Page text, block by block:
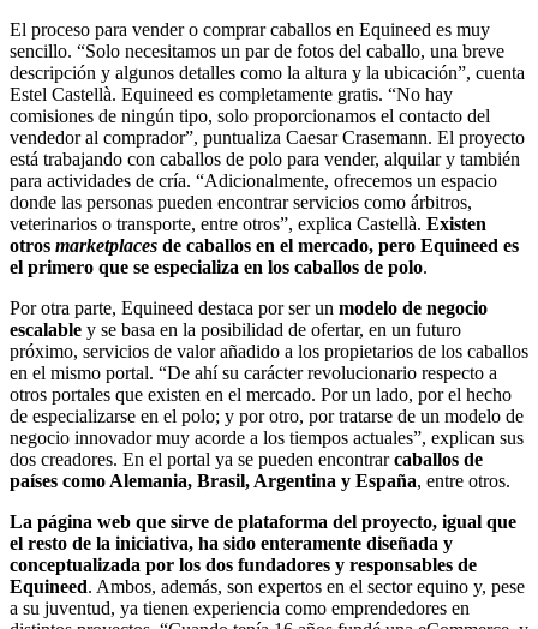
El proceso para vender o comprar caballos en Equineed es muy
sencillo. “Solo necesitamos un par de fotos del caballo, una breve
descripción y algunos detalles como la altura y la ubicación”, cuenta
Estel Castellà. Equineed es completamente gratis. “No hay
comisiones de ningún tipo, solo proporcionamos el contacto del
vendedor al comprador”, puntualiza Caesar Crasemann. El proyecto
está trabajando con caballos de polo para vender, alquilar y también
para actividades de cría. “Adicionalmente, ofrecemos un espacio
donde las personas pueden encontrar servicios como árbitros,
veterinarios o transporte, entre otros”, explica Castellà. Existen
otros marketplaces de caballos en el mercado, pero Equineed es
el primero que se especializa en los caballos de polo.
Por otra parte, Equineed destaca por ser un modelo de negocio
escalable y se basa en la posibilidad de ofertar, en un futuro
próximo, servicios de valor añadido a los propietarios de los caballos
en el mismo portal. “De ahí su carácter revolucionario respecto a
otros portales que existen en el mercado. Por un lado, por el hecho
de especializarse en el polo; y por otro, por tratarse de un modelo de
negocio innovador muy acorde a los tiempos actuales”, explican sus
dos creadores. En el portal ya se pueden encontrarcaballos de
países como Alemania, Brasil, Argentina y España, entre otros.
La página web que sirve de plataforma del proyecto, igual que
el resto de la iniciativa, ha sido enteramente diseñada y
conceptualizada por los dos fundadores y responsables de
Equineed. Ambos, además, son expertos en el sector equino y, pese
a su juventud, ya tienen experiencia como emprendedores en